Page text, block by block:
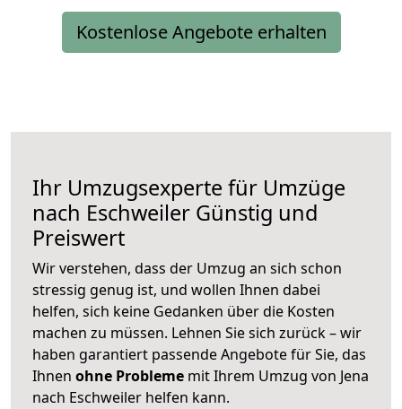
Kostenlose Angebote erhalten
Ihr Umzugsexperte für Umzüge
nach Eschweiler Günstig und
Preiswert
Wir verstehen, dass der Umzug an sich schon
stressig genug ist, und wollen Ihnen dabei
helfen, sich keine Gedanken über die Kosten
machen zu müssen. Lehnen Sie sich zurück – wir
haben garantiert passende Angebote für Sie, das
Ihnen ohne Probleme mit Ihrem Umzug von Jena
nach Eschweiler helfen kann.